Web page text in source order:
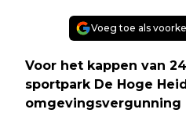
Voeg toe als
Voor het kappen van
sportpark De Hoge
omgevingsvergunning